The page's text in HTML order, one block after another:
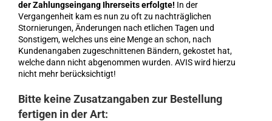
der Zahlungseingang Ihrerseits erfolgte! In der
Vergangenheit kam es nun zu oft zu nachträglichen
Stornierungen, Änderungen nach etlichen Tagen und
Sonstigem, welches uns eine Menge an schon, nach
Kundenangaben zugeschnittenen Bändern, gekostet hat,
welche dann nicht abgenommen wurden. AVIS wird hierzu
nicht mehr berücksichtigt!
Bitte keine Zusatzangaben zur Bestellung
fertigen in der Art: